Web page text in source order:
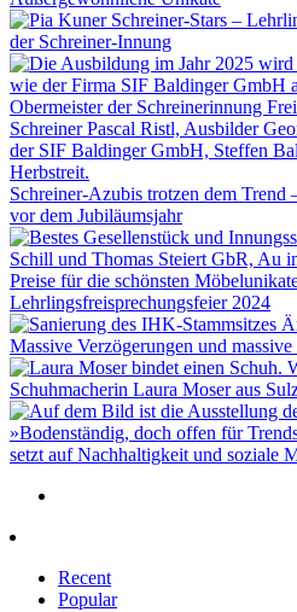
Schreiner-Stars –
der Schreiner-Innung
Schreiner-Azubis trotzen dem Trend
vor dem Jubiläumsjahr
Preise für die schönsten
Lehrlingsfreisprechungsfeier 2024
Massive Verzögerungen und
Schuhmacherin Laura Moser aus
»Bodenständig, doch offen für
setzt auf Nachhaltigkeit und soziale
Recent
Popular